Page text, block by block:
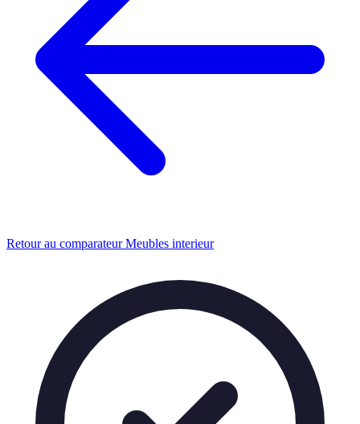
Retour au comparateur Meubles interieur